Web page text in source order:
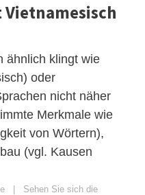
Vietnamesisch
ähnlich klingt wie
oder
nicht näher
Merkmale wie
von Wörtern),
(vgl. Kausen
| Sehen Sie sich die